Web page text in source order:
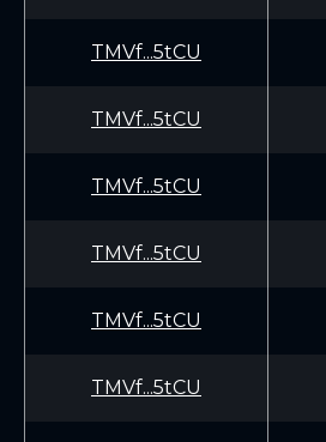
TMVf...5tCU
TMVf...5tCU
TMVf...5tCU
TMVf...5tCU
TMVf...5tCU
TMVf...5tCU